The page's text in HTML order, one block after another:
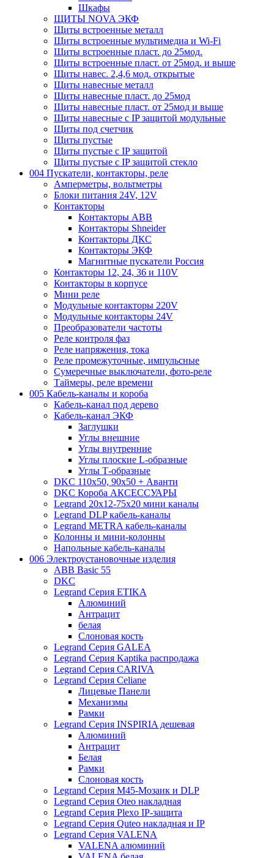
Шкафы
ЩИТЫ NOVA ЭКФ
Щиты встроенные металл
Щиты встроенные мультимедиа и Wi-Fi
Щиты встроенные пласт. до 25мод.
Щиты встроенные пласт. от 25мод. и выше
Щиты навес. 2,4,6 мод. открытые
Щиты навесные металл
Щиты навесные пласт. до 25мод
Щиты навесные пласт. от 25мод и выше
Щиты навесные с IP защитой модульные
Щиты под счетчик
Щиты пустые
Щиты пустые с IP защитой
Щиты пустые с IP защитой стекло
004 Пускатели, контакторы, реле
Амперметры, вольтметры
Блоки питания 24V, 12V
Контакторы
Контакторы ABB
Контакторы Shneider
Контакторы ДКС
Контакторы ЭКФ
Магнитные пускатели Россия
Контакторы 12, 24, 36 и 110V
Контакторы в корпусе
Мини реле
Модульные контакторы 220V
Модульные контакторы 24V
Преобразователи частоты
Реле контроля фаз
Реле напряжения, тока
Реле промежуточные, импульсные
Сумеречные выключатели, фото-реле
Таймеры, реле времени
005 Кабель-каналы и короба
Кабель-канал под дерево
Кабель-канал ЭКФ
Заглушки
Углы внешние
Углы внутренние
Углы плоские L-образные
Углы Т-образные
DKC 110х50, 90х50 + Аванти
DKC Короба АКСЕССУАРЫ
Legrand 20х12-75х20 мини каналы
Legrand DLP кабель-каналы
Legrand METRA кабель-каналы
Колонны и мини-колонны
Напольные кабель-каналы
006 Электроустановочные изделия
ABB Basic 55
DKC
Legrand Серия ETIKA
Алюминий
Антрацит
белая
Слоновая кость
Legrand Серия GALEA
Legrand Серия Kaptika распродажа
Legrand Серия CARIVA
Legrand Серия Celiane
Лицевые Панели
Механизмы
Рамки
Legrand Серия INSPIRIA дешевая
Алюминий
Антрацит
Белая
Рамки
Слоновая кость
Legrand Серия M45-Мозаик и DLP
Legrand Серия Oteo накладная
Legrand Серия Plexo IP-защита
Legrand Серия Quteo накладная и IP
Legrand Серия VALENA
VALENA алюминий